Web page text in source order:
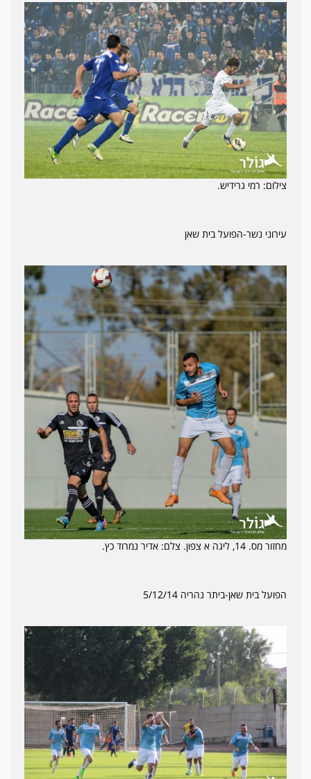
צילום: רמי גרידיש.
עירוני נשר-הפועל בית שאן
מחזור מס. 14, ליגה א צפון. צלם: אדיר נמרוד כץ.
הפועל בית שאן-ביתר נהריה 5/12/14